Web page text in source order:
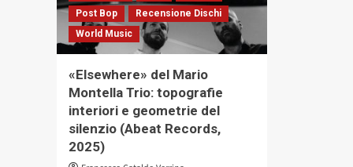
Post Bop
Recensione Dischi
World Music
«Elsewhere» del Mario
Montella Trio: topografie
interiori e geometrie del
silenzio (Abeat Records,
2025)